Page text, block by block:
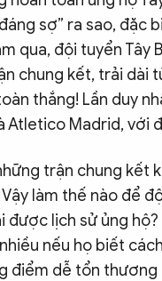
sợ” ra sao, đặc
qua, đội tuyển Tây
chung kết, trải dài
thắng! Lần duy
Atletico Madrid, với
trận chung kết
làm thế nào để
được lịch sử ủng
nếu họ biết
điểm dễ tổn thương